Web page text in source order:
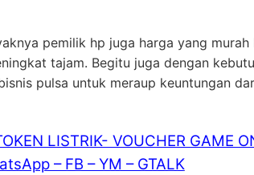
pemilik hp juga harga yang murah
tajam. Begitu juga dengan
pulsa untuk meraup keuntungan
LISTRIK- VOUCHER GAME
– FB – YM – GTALK